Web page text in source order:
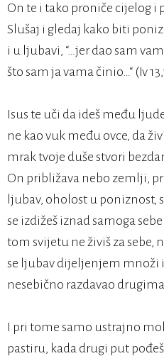
On te i tako proniče cijelog i
Slušaj i gledaj kako biti
i u ljubavi, “…jer dao sam
što sam ja vama činio…“ (Iv
Isus te uči da ideš među
ne kao vuk među ovce, da
mrak tvoje duše stvori
On približava nebo zemlji,
ljubav, oholost u poniznost,
se izdižeš iznad samoga
tom svijetu ne živiš za sebe,
se ljubav dijeljenjem množi
nesebično razdavao
I pri tome samo ustrajno
pastiru, kada drugi put